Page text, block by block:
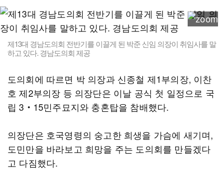
제13대 경남도의회 전반기를 이끌게 된 박준 신임 의장이 취임사를 말
하고 있다. 경남도의회 제공
도의회에 따르면 박 의장과 신종철 제1부의장, 이찬
호 제2부의장 등 의장단은 이날 공식 첫 일정으로 국
립 3‧15민주묘지와 충혼탑을 참배했다.
의장단은 호국영령의 숭고한 희생을 가슴에 새기며,
도민만을 바라보고 희망을 주는 도의회를 만들겠다
고 다짐했다.